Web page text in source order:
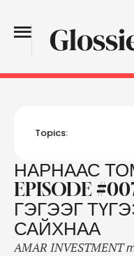
Topics:
НАРНААС
EPISODE
ГЭГЭЭГ
САЙХНАА
AMAR INVESTMENT